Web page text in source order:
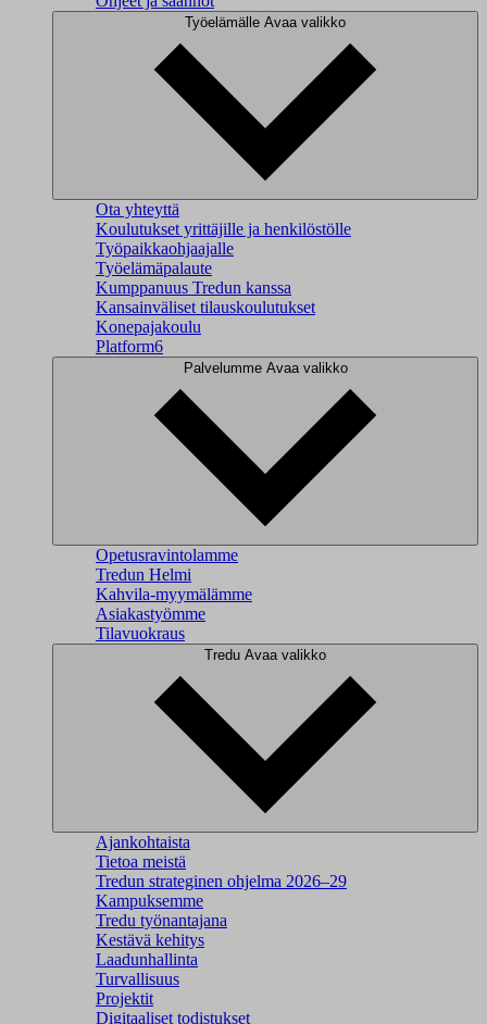
Työelämälle Avaa valikko
Ota yhteyttä
Koulutukset yrittäjille ja henkilöstölle
Työpaikkaohjaajalle
Työelämäpalaute
Kumppanuus Tredun kanssa
Kansainväliset tilauskoulutukset
Konepajakoulu
Platform6
Palvelumme Avaa valikko
Opetusravintolamme
Tredun Helmi
Kahvila-myymälämme
Asiakastyömme
Tilavuokraus
Tredu Avaa valikko
Ajankohtaista
Tietoa meistä
Tredun strateginen ohjelma 2026–29
Kampuksemme
Tredu työnantajana
Kestävä kehitys
Laadunhallinta
Turvallisuus
Projektit
Digitaaliset todistukset